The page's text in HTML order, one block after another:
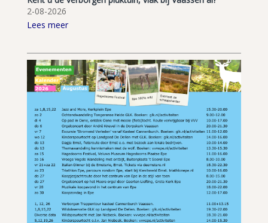
2-08-2026
Lees meer